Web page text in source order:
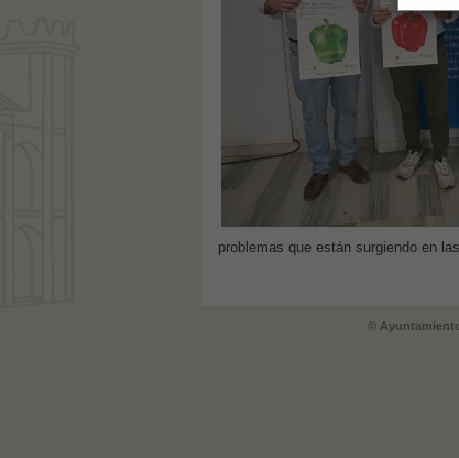
problemas que están surgiendo en
©